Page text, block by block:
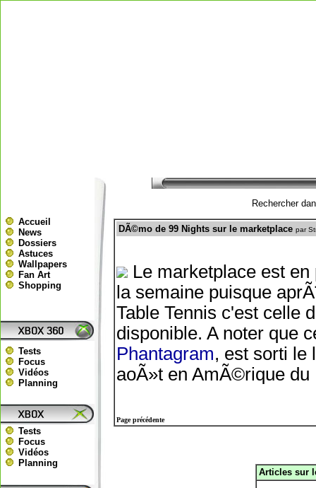
Accueil
News
Dossiers
Astuces
Wallpapers
Fan Art
Shopping
Tests
Focus
Vidéos
Planning
Tests
Focus
Vidéos
Planning
Rechercher
DÃ©mo de 99 Nights sur le marketplace par
Le marketplace est en
la semaine puisque
Table Tennis c'est celle
disponible. A noter que
Phantagram, est sorti le
aoÃ»t en AmÃ©rique
Page précédente
Articles sur